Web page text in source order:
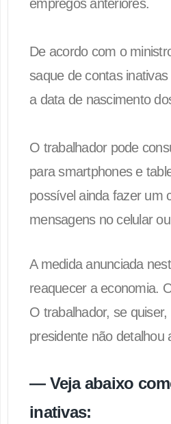
empregos anteriores.
De acordo com o
saque de contas
a data de nascimento
O trabalhador pode
para smartphones e
possível ainda fazer um
mensagens no celular
A medida anunciada
reaquecer a economia.
O trabalhador, se
presidente não detalhou
— Veja abaixo
inativas: